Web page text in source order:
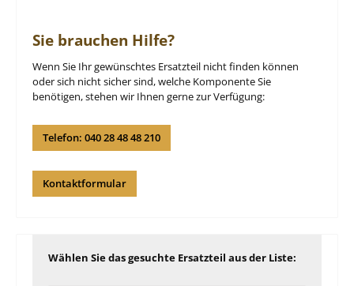
Sie brauchen Hilfe?
Wenn Sie Ihr gewünschtes Ersatzteil nicht finden können
oder sich nicht sicher sind, welche Komponente Sie
benötigen, stehen wir Ihnen gerne zur Verfügung:
Telefon: 040 28 48 48 210
Kontaktformular
Wählen Sie das gesuchte Ersatzteil aus der Liste: